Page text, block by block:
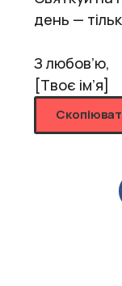
день —
З любов’ю,
[Твоє ім’я]